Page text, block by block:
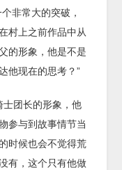
非常大的突破，
村上之前作品中从
的形象，他是不是
他现在的思考？”
士团长的形象，他
参与到故事情节当
时候也会不觉得荒
有，这个只有他做